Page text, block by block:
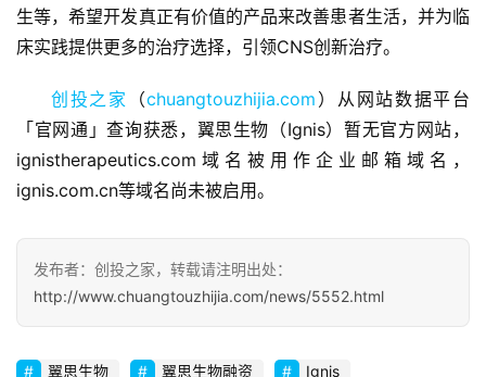
融
资
商
业
企
生等，希望开发真正有价值的产品来改善患者生活，并为临
床实践提供更多的治疗选择，引领CNS创新治疗。
创投之家 （chuangtouzhijia.com ）从网站数据平台
「官网通」查询获悉，翼思生物（Ignis）暂无官方网站，
ignistherapeutics.com域名被用作企业邮箱域名，
ignis.com.cn等域名尚未被启用。
发布者：创投之家，转载请注明出处：
http://www.chuangtouzhijia.com/news/5552.html
翼思生物 翼思生物融资
Ignis